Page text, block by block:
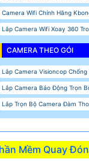
Camera Wifi Chính Hãng
Lắp Camera Wifi Xoay 360
CAMERA THEO GÓI
Lắp Camera Visioncop
Lắp Camera Báo Động Trọn
Lắp Trọn Bộ Camera Đàm
Mềm Quay